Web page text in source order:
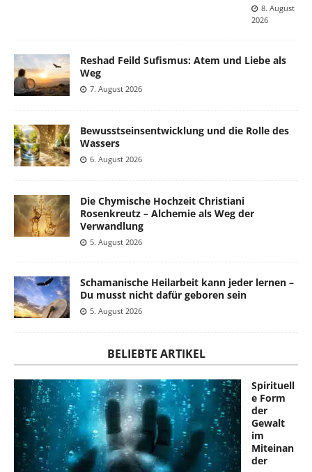
8. August
2026
Reshad Feild Sufismus: Atem und Liebe als
Weg
7. August 2026
Bewusstseinsentwicklung und die Rolle des
Wassers
6. August 2026
Die Chymische Hochzeit Christiani
Rosenkreutz – Alchemie als Weg der
Verwandlung
5. August 2026
Schamanische Heilarbeit kann jeder lernen –
Du musst nicht dafür geboren sein
5. August 2026
BELIEBTE ARTIKEL
Spirituell
e Form
der
Gewalt
im
Miteinan
der